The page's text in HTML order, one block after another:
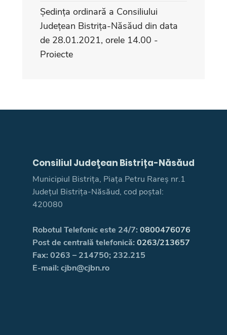
Ședința ordinară a Consiliului
Județean Bistrița-Năsăud din data
de 28.01.2021, orele 14.00 -
Proiecte
Consiliul Judeţean Bistrița-Năsăud
Municipiul Bistrița, Piața Petru Rareș nr.1
Județul Bistrița-Năsăud, cod poștal:
420080
Robotul Telefonic este 24/7: 0800476076
Post de centrală telefonică: 0263/213657
Fax: 0263 – 214750; 232.215
E-mail: cjbn@cjbn.ro